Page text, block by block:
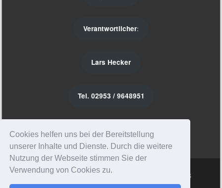
Cookies helfen uns bei der Bereitstellung
unserer Inhalte und Dienste. Durch die weitere
Nutzung der Webseite stimmen Sie der
Verwendung von Cookies zu.
Verantwortlicher:
Lars Hecker
Tel. 02953 / 9648951
Instagram
Sporty free WordPress Sports Theme Powered By WordPress